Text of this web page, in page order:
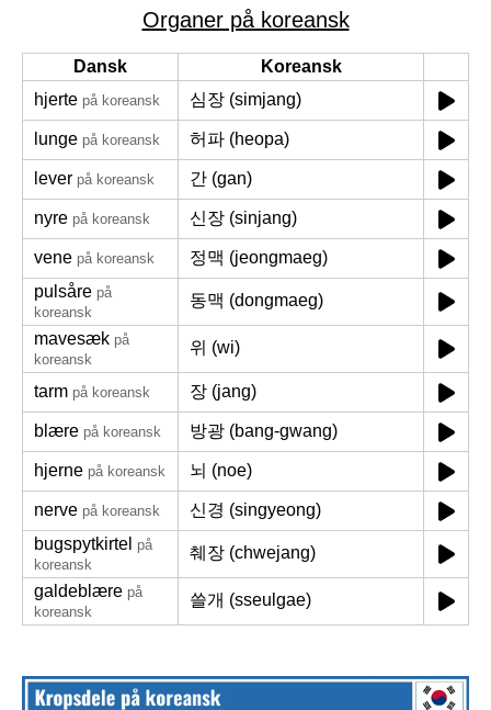
Organer på koreansk
Dansk
Koreansk
hjerte på koreansk 심장 (simjang)
lunge på koreansk 허파 (heopa)
lever på koreansk 간 (gan)
nyre på koreansk 신장 (sinjang)
vene på koreansk
정맥 (jeongmaeg)
pulsåre på
koreansk
동맥 (dongmaeg)
mavesæk på
koreansk
위 (wi)
tarm på koreansk 장 (jang)
blære på koreansk 방광 (bang-gwang)
hjerne på koreansk 뇌 (noe)
nerve på koreansk
신경 (singyeong)
bugspytkirtel på
koreansk
췌장 (chwejang)
galdeblære på
koreansk
쓸개 (sseulgae)